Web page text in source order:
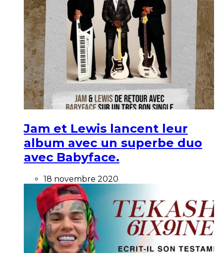
Jam et Lewis lancent leur
album avec un superbe duo
avec Babyface.
18 novembre 2020